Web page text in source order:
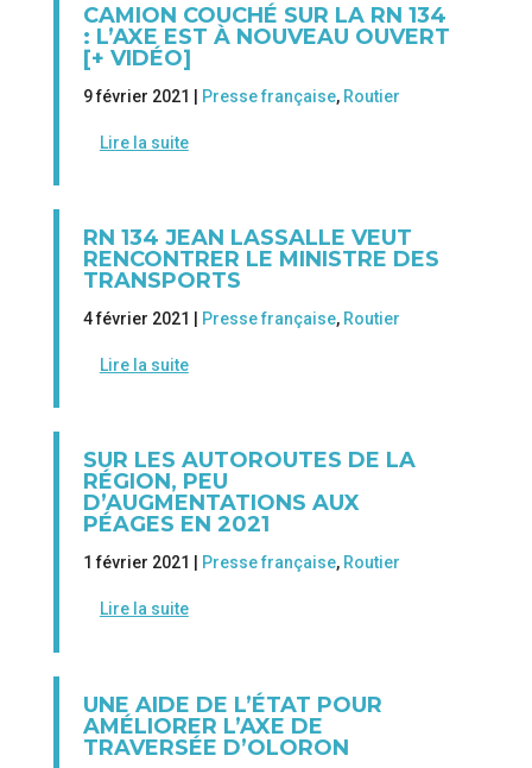
CAMION COUCHÉ SUR LA RN 134
: L’AXE EST À NOUVEAU OUVERT
[+ VIDÉO]
9 février 2021 | Presse française, Routier
Lire la suite
RN 134 JEAN LASSALLE VEUT
RENCONTRER LE MINISTRE DES
TRANSPORTS
4 février 2021 | Presse française, Routier
Lire la suite
SUR LES AUTOROUTES DE LA
RÉGION, PEU
D’AUGMENTATIONS AUX
PÉAGES EN 2021
1 février 2021 | Presse française, Routier
Lire la suite
UNE AIDE DE L’ÉTAT POUR
AMÉLIORER L’AXE DE
TRAVERSÉE D’OLORON